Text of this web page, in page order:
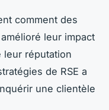
comment des
leur impact
leur réputation
de RSE a
une clientèle